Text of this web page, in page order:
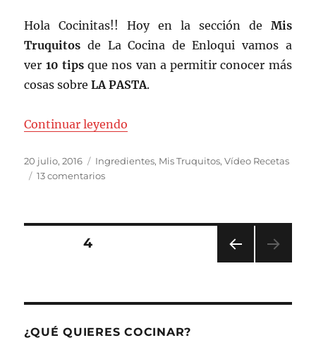
Hola Cocinitas!! Hoy en la sección de Mis
Truquitos de La Cocina de Enloqui vamos a
ver 10 tipsque nos van a permitir conocer más
cosas sobre LA PASTA.
Continuar leyendo
Publicado
el
20 julio, 2016 Categorías
Ingredientes, Mis Truquitos,Vídeo Recetas
13 comentariosen
Paginación
entradas
ERIO
PÁGINA4
¿QUÉ QUIERES COCINAR?